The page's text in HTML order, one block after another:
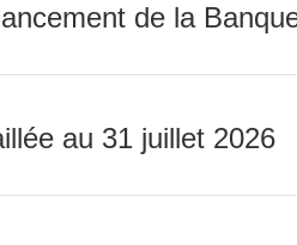
de la
au 31 juillet 2026